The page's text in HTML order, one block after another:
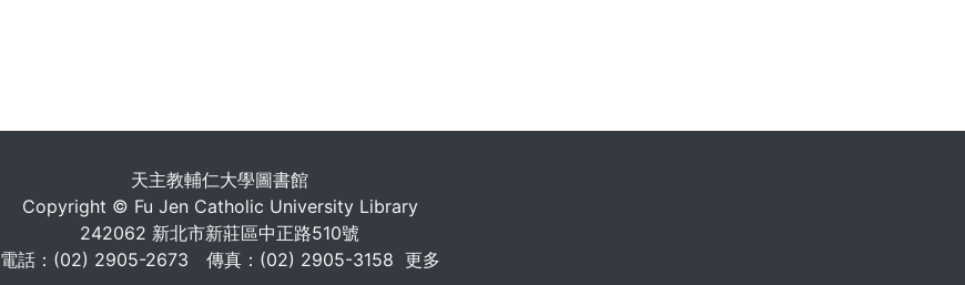
天主教輔仁大學圖書館
Copyright © Fu Jen Catholic University Library
242062 新北市新莊區中正路510號
電話：(02) 2905-2673 傳真：(02) 2905-3158 更多